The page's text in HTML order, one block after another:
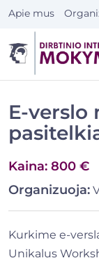
Eiti
turinio
Apie mus
E-verslo
Kaina: 800 €
Organizuoja:
Kurkime e-
Unikalus